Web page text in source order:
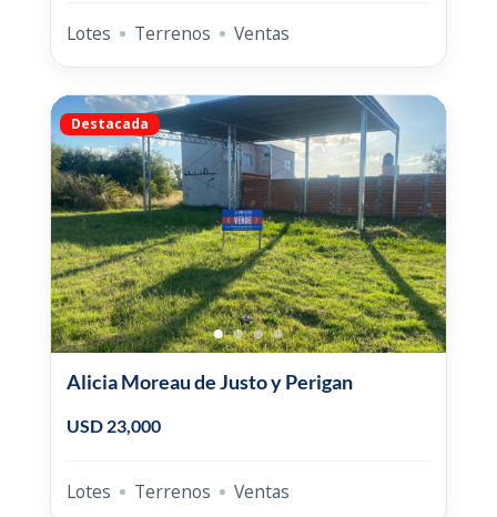
Lotes Terrenos Ventas
Destacada
Alicia Moreau de Justo y Perigan
USD 23,000
Lotes Terrenos Ventas